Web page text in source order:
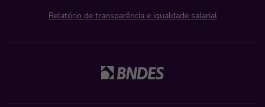
Relatório de transparência e igualdade salarial